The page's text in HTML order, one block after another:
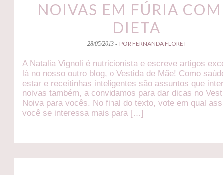
NOIVAS EM FÚRIA
DIETA
28/05/2013 - POR FERNANDA FLORET
A Natalia Vignoli é nutricionista e escreve artigos
lá no nosso outro blog, o Vestida de Mãe! Como
estar e receitinhas inteligentes são assuntos que
noivas também, a convidamos para dar dicas no
Noiva para vocês. No final do texto, vote em qual
você se interessa mais para […]